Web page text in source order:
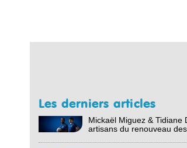
Les derniers articles
Mickaël Miguez & Tidiane
artisans du renouveau